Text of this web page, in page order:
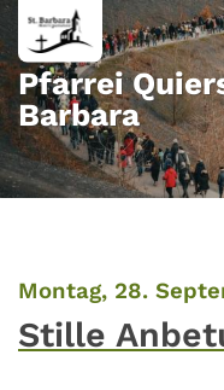
Zum Inhalt springen
Pfarrei
Barbara
Montag, 28.
Stille